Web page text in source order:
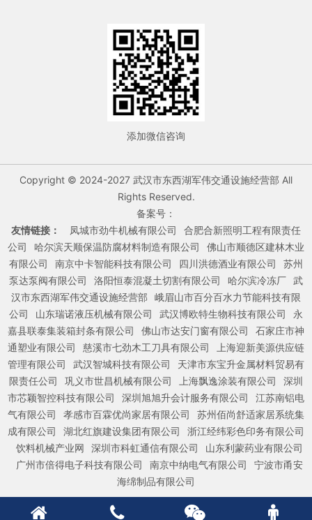
添加微信咨询
Copyright © 2024-2027 武汉市东西湖军伟交通设施经营部 All
Rights Reserved.
备案号：
友情链接：
凤城市劲牛机械有限公司
合肥合新照明工程有限责任
公司
哈尔滨天顺保温防腐材料制造有限公司
佛山市顺德区建林木业
有限公司
南京中卡智能科技有限公司 四川洪德酒业有限公司
苏州
泵达泵阀有限公司
洛阳恒泰混凝土切割有限公司 哈尔滨冷冻厂 武
汉市东西湖军伟交通设施经营部
峨眉山市百分百水力节能科技有限
公司
山东瑞诺液压机械有限公司 武汉博欧特生物科技有限公司
永
嘉县联泰集装箱封条有限公司
佛山市达安门窗有限公司
石家庄市神
通塑业有限公司
慈溪市七劲木工刀具有限公司
上海迎新美源供应链
管理有限公司
武汉智城科技有限公司
天津市东宝升金属材料贸易有
限责任公司
巩义市世昌机械有限公司 上海飘逸涂装有限公司
深圳
市芯颖智控科技有限公司
深圳旭旭升会计服务有限公司
江苏南铝电
气有限公司
孝感市百霖优尚家居有限公司
苏州佰尚舒适家居系统集
成有限公司
湖北红旗建设集团有限公司
浙江经纬彩色印务有限公司
饮料机械产业网
深圳市科虹通信有限公司
山东利蒙药业有限公司
广州市倍得电子科技有限公司
南京中纳电气有限公司
宁波市甬安
海绵制品有限公司